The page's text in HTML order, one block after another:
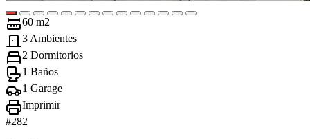
60 m2
3 Ambientes
2 Dormitorios
1 Baños
1 Garage
Imprimir
#282